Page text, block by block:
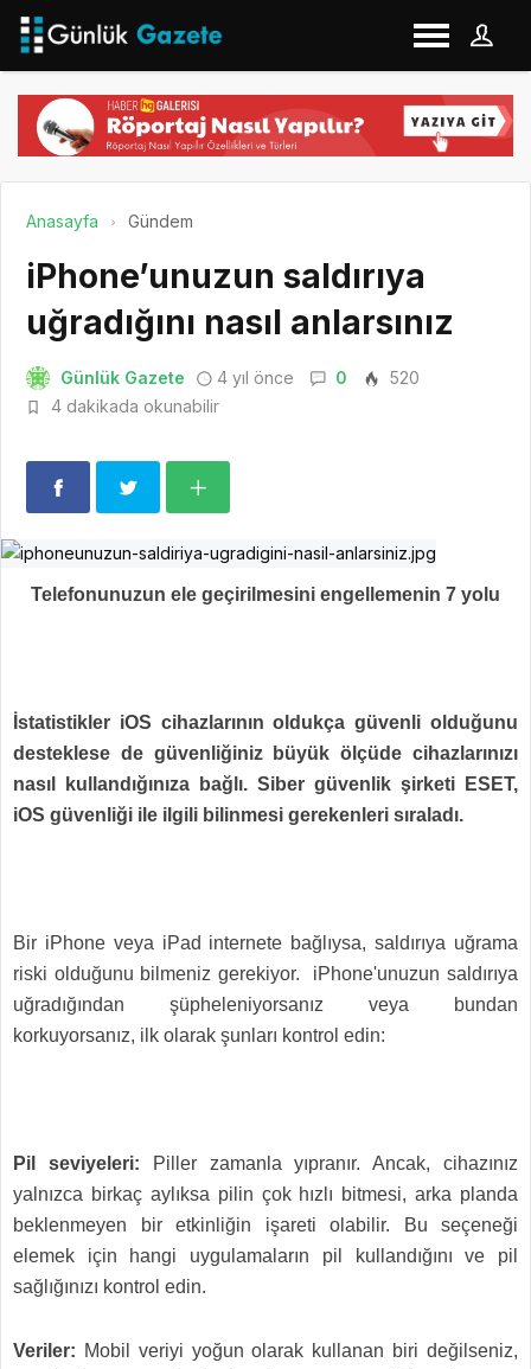
Anasayfa Gündem
iPhone’unuzun saldırıya
uğradığını nasıl anlarsınız
Günlük Gazete 4 yıl önce 0
520
4 dakikada okunabilir
Telefonunuzun ele geçirilmesini engellemenin 7 yolu
İstatistikler iOS cihazlarının oldukça güvenli olduğunu
desteklese de güvenliğiniz büyük ölçüde cihazlarınızı
nasıl kullandığınıza bağlı. Siber güvenlik şirketi ESET,
iOS güvenliği ile ilgili bilinmesi gerekenleri sıraladı.
Bir iPhone veya iPad internete bağlıysa, saldırıya uğrama
riski olduğunu bilmeniz gerekiyor.
iPhone'unuzun saldırıya
uğradığından şüpheleniyorsanız veya bundan
korkuyorsanız, ilk olarak şunları kontrol edin:
Pil seviyeleri: Piller zamanla yıpranır. Ancak, cihazınız
yalnızca birkaç aylıksa pilin çok hızlı bitmesi, arka planda
beklenmeyen bir etkinliğin işareti olabilir. Bu seçeneği
elemek için hangi uygulamaların pil kullandığını ve pil
sağlığınızı kontrol edin.
Veriler: Mobil veriyi yoğun olarak kullanan biri değilseniz,